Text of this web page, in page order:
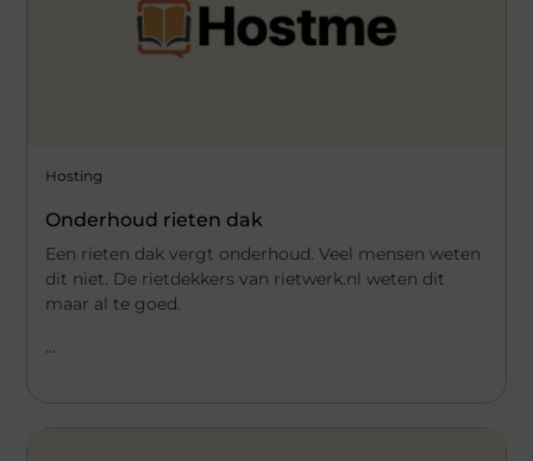
Hosting
Onderhoud rieten dak
Een rieten dak vergt onderhoud. Veel mensen weten
dit niet. De rietdekkers van rietwerk.nl weten dit
maar al te goed.